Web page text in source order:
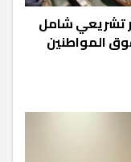
تشريعي شامل
المواطنين